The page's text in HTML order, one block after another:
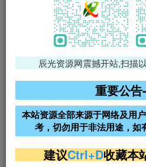
免费领支付宝红包
阿里云2核2G200M服务器68元/
年
超低价文字广告位招租
辰光资源网震撼开站,扫描
重要公告
本站资源全部来源于网络及用
考，切勿用于非法用途，如
建议Ctrl+D收藏本